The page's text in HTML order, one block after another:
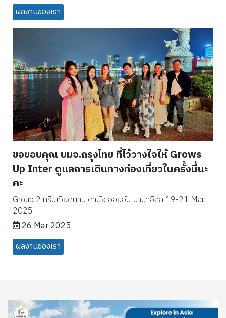
ผลงานของเรา
ขอขอบคุณ บมจ.กรุงไทย ที่ไว้วางใจให้ Grows
Up Inter ดูแลการเดินทางท่องเที่ยวในครั้งนี้นะ
คะ
Group 2 ทริปเวียดนาม ดานัง ฮอยอัน บาน่าฮิลล์ 19-21 Mar
2025
26 Mar 2025
ผลงานของเรา